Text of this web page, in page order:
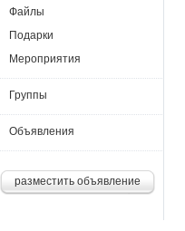
Файлы
Подарки
Мероприятия
Группы
Объявления
разместить объявление